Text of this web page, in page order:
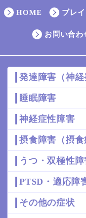
HOME ブレ
お問い合わ
発達障害（神経
睡眠障害
神経症性障害
摂食障害（摂食
うつ・双極性障
PTSD・適応障
その他の症状